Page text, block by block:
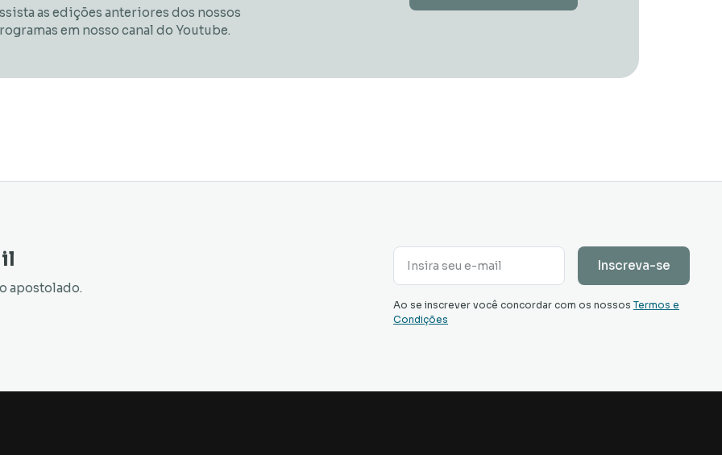
as edições anteriores dos nossos
em nosso canal do Youtube.
apostolado.
Ao se inscrever você concordar com os nossos Termos e
Condições